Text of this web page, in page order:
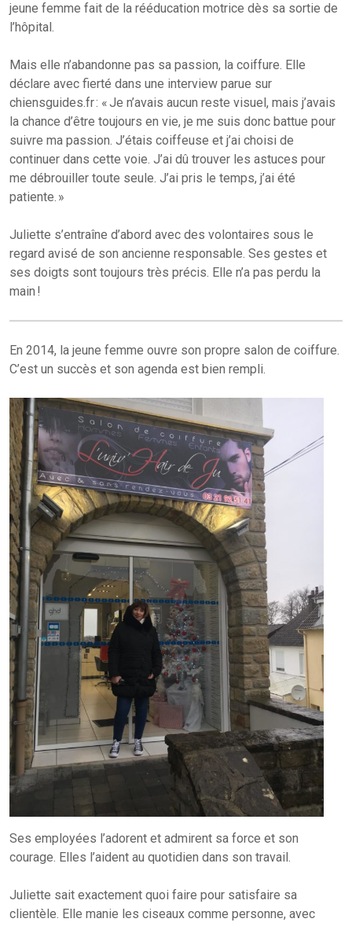
jeune femme fait de la rééducation motrice dès sa sortie de
l’hôpital.
Mais elle n’abandonne pas sa passion, la coiffure. Elle
déclare avec fierté dans une interview parue sur
chiensguides.fr : « Je n’avais aucun reste visuel, mais j’avais
la chance d’être toujours en vie, je me suis donc battue pour
suivre ma passion. J’étais coiffeuse et j’ai choisi de
continuer dans cette voie. J’ai dû trouver les astuces pour
me débrouiller toute seule. J’ai pris le temps, j’ai été
patiente. »
Juliette s’entraîne d’abord avec des volontaires sous le
regard avisé de son ancienne responsable. Ses gestes et
ses doigts sont toujours très précis. Elle n’a pas perdu la
main !
En 2014, la jeune femme ouvre son propre salon de coiffure.
C’est un succès et son agenda est bien rempli.
Ses employées l’adorent et admirent sa force et son
courage. Elles l’aident au quotidien dans son travail.
Juliette sait exactement quoi faire pour satisfaire sa
clientèle. Elle manie les ciseaux comme personne, avec